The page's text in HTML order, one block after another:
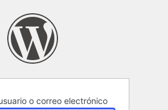
o correo electrónico